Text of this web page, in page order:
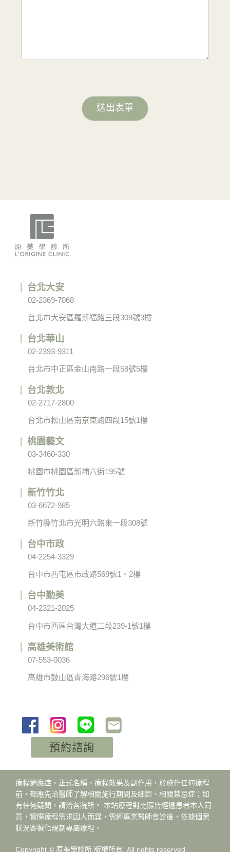
送出表單
台北大安
02-2369-7068
台北市大安區羅斯福路三段309號3樓
台北華山
02-2393-9311
台北市中正區金山南路一段58號5樓
台北敦北
02-2717-2800
台北市松山區南京東路四段15號1樓
桃園藝文
03-3460-330
桃園市桃園區新埔六街195號
新竹竹北
03-6672-985
新竹縣竹北市光明六路東一段308號
台中市政
04-2254-3329
台中市西屯區市政路569號1、2樓
台中勤美
04-2321-2025
台中市西區台灣大道二段239-1號1樓
高雄美術館
07-553-0036
高雄市鼓山區青海路296號1樓
預約諮詢
療程適應症、正式名稱、療程效果及副作用，於施作任何療程
前，都應先洽醫師了解相關施行期間及細節、相關禁忌症；如
有任何疑問，請洽各院所。 本站療程對比照皆經過患者本人同
意，實際療程需求因人而異，需經專業醫師會診後，依據個案
狀況客製化規劃專屬療程。
Copyright © 原美學診所 版權所有. All rights reserved.